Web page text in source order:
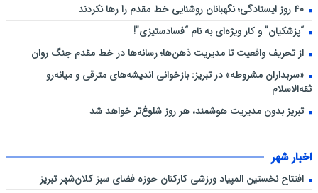
۴۰ روز ایستادگی؛ نگهبانان روشنایی خط مقدم را رها نکردند
“پزشکیان” و کار ویژه‌ای به نام “فسادستیزی”!
از تحریف واقعیت تا مدیریت ذهن‌ها؛ رسانه‌ها در خط مقدم جنگ روان
«سربداران مشروطه» در تبریز: بازخوانی اندیشه‌های مترقی و میانه‌رو
ثقه‌الاسلام
تبریز بدون مدیریت هوشمند، هر روز شلوغ‌تر خواهد شد
اخبار شهر
افتتاح نخستین المپیاد ورزشی کارکنان حوزه فضای سبز کلان‌شهر تبریز